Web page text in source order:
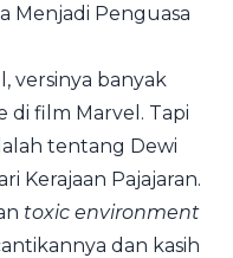
Menjadi Penguasa
versinya banyak
di film Marvel. Tapi
tentang Dewi
Kerajaan Pajajaran.
toxic environment
dan kasih